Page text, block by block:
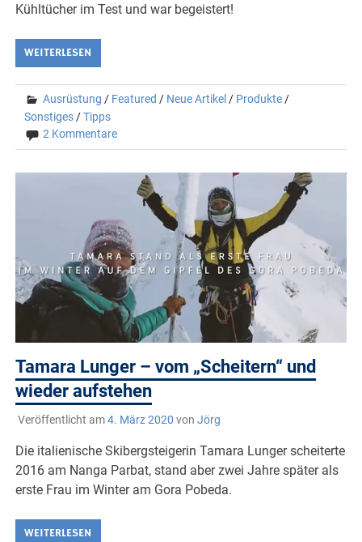
Kühltücher im Test und war begeistert!
WEITERLESEN
Ausrüstung / Featured / Neue Artikel / Produkte /
Sonstiges /Tipps
2 Kommentare
Tamara Lunger – vom „Scheitern“ und
wieder aufstehen
Veröffentlicht am4. März 2020 von Jörg
Die italienische Skibergsteigerin Tamara Lunger scheiterte
2016 am Nanga Parbat, stand aber zwei Jahre später als
erste Frau im Winter am Gora Pobeda.
WEITERLESEN